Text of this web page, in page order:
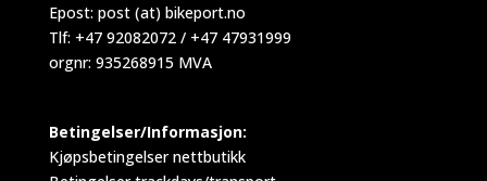
Epost: post (at) bikeport.no
Tlf: +47 92082072 / +47 47931999
orgnr: 935268915 MVA
Betingelser/Informasjon:
Kjøpsbetingelser nettbutikk